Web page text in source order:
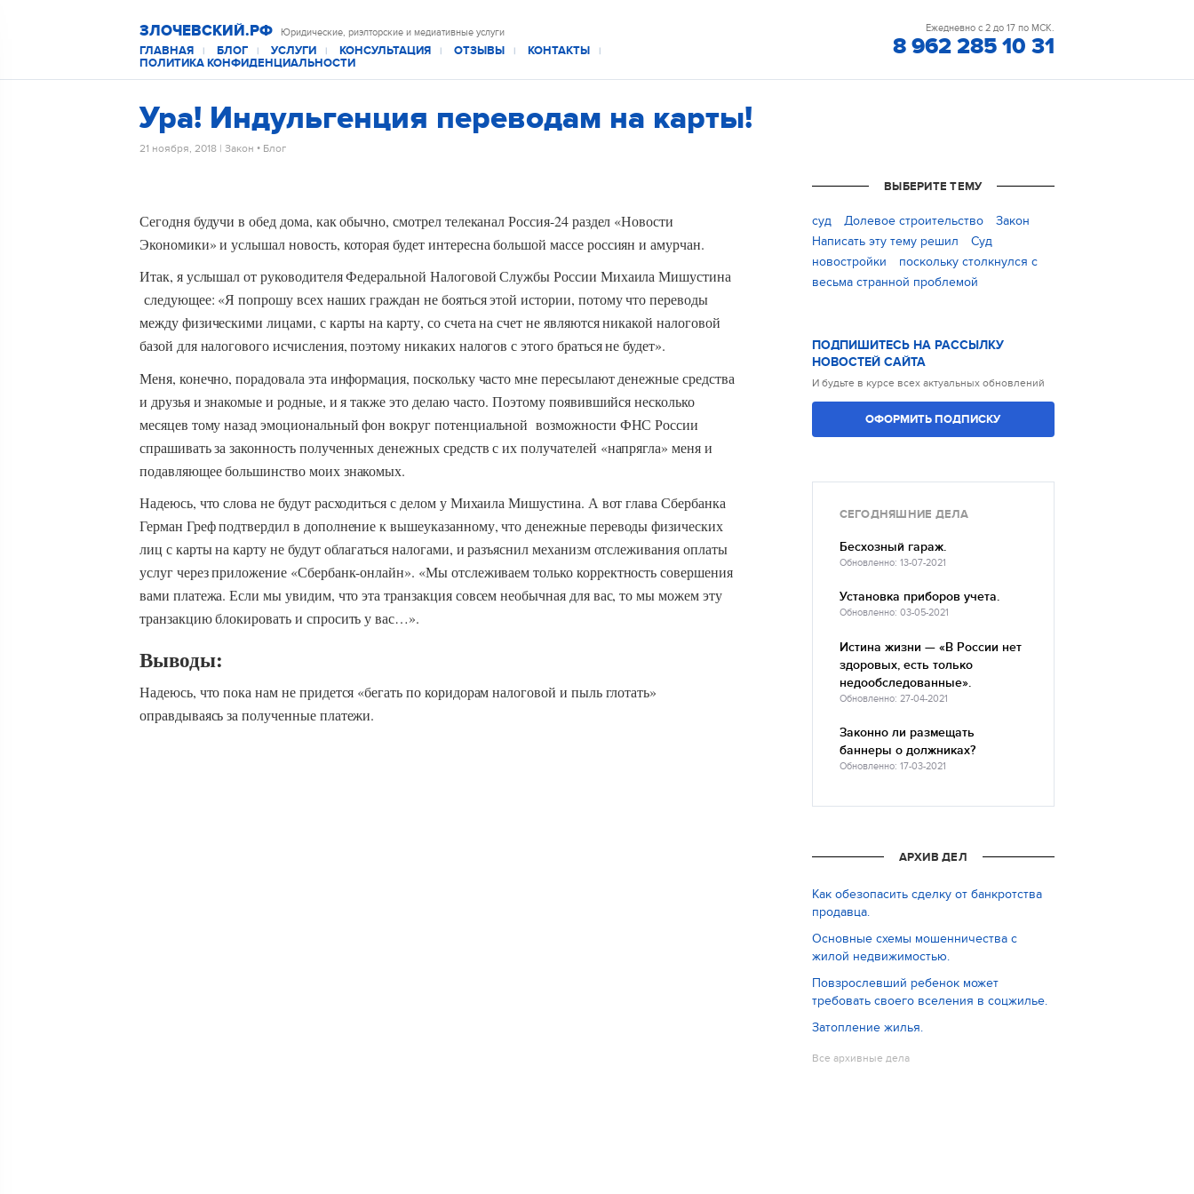
ЗЛОЧЕВСКИЙ.РФ Юридические, риэлторские и медиативные услуги
ГЛАВНАЯ | БЛОГ | УСЛУГИ | КОНСУЛЬТАЦИЯ | ОТЗЫВЫ | КОНТАКТЫ |
ПОЛИТИКА КОНФИДЕНЦИАЛЬНОСТИ
Ежедневно с 2 до 17 по МСК.
8 962 285 10 31
Ура! Индульгенция переводам на карты!
21 ноября, 2018 | Закон • Блог
Сегодня будучи в обед дома, как обычно, смотрел телеканал Россия-24 раздел «Новости
Экономики» и услышал новость, которая будет интересна большой массе россиян и амурчан.
Итак, я услышал от руководителя Федеральной Налоговой Службы России Михаила Мишустина
следующее: «Я попрошу всех наших граждан не бояться этой истории, потому что переводы
между физическими лицами, с карты на карту, со счета на счет не являются никакой налоговой
базой для налогового исчисления, поэтому никаких налогов с этого браться не будет».
Меня, конечно, порадовала эта информация, поскольку часто мне пересылают денежные средства
и друзья и знакомые и родные, и я также это делаю часто. Поэтому появившийся несколько
месяцев тому назад эмоциональный фон вокруг потенциальной возможности ФНС России
спрашивать за законность полученных денежных средств с их получателей «напрягла» меня и
подавляющее большинство моих знакомых.
Надеюсь, что слова не будут расходиться с делом у Михаила Мишустина. А вот глава Сбербанка
Герман Греф подтвердил в дополнение к вышеуказанному, что денежные переводы физических
лиц с карты на карту не будут облагаться налогами, и разъяснил механизм отслеживания оплаты
услуг через приложение «Сбербанк-онлайн». «Мы отслеживаем только корректность совершения
вами платежа. Если мы увидим, что эта транзакция совсем необычная для вас, то мы можем эту
транзакцию блокировать и спросить у вас…».
Выводы:
Надеюсь, что пока нам не придется «бегать по коридорам налоговой и пыль глотать»
оправдываясь за полученные платежи.
ВЫБЕРИТЕ ТЕМУ
cуд Долевое строительство
Закон
Написать эту тему решил
Суд
новостройки
поскольку столкнулся с
весьма странной проблемой
ПОДПИШИТЕСЬ НА РАССЫЛКУ
НОВОСТЕЙ САЙТА
И будьте в курсе всех актуальных обновлений
ОФОРМИТЬ ПОДПИСКУ
СЕГОДНЯШНИЕ ДЕЛА
Бесхозный гараж.
Обновленно: 13-07-2021
Установка приборов учета.
Обновленно: 03-05-2021
Истина жизни — «В России нет
здоровых, есть только
недообследованные».
Обновленно: 27-04-2021
Законно ли размещать
баннеры о должниках?
Обновленно: 17-03-2021
АРХИВ ДЕЛ
Как обезопасить сделку от банкротства
продавца.
Основные схемы мошенничества с
жилой недвижимостью.
Повзрослевший ребенок может
требовать своего вселения в соцжилье.
Затопление жилья.
Все архивные дела